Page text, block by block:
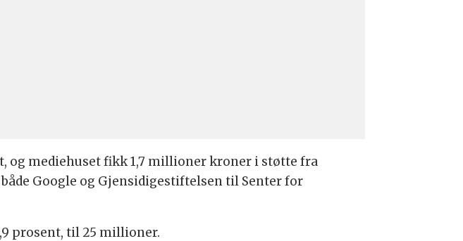
og mediehuset fikk 1,7 millioner kroner i støtte fra
Google og Gjensidigestiftelsen til Senter for
prosent, til 25 millioner.